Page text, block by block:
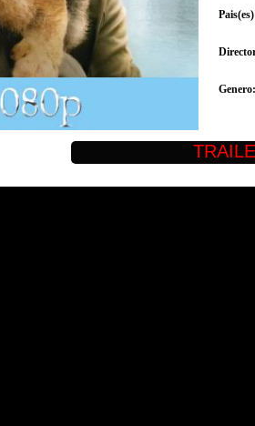
Genero: